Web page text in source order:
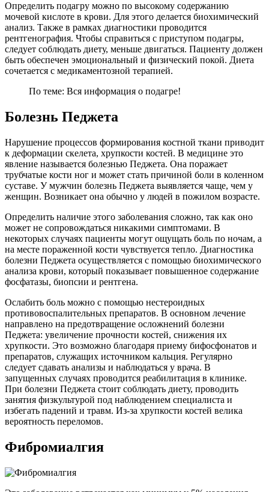
Определить подагру можно по высокому содержанию
мочевой кислоте в крови. Для этого делается биохимический
анализ. Также в рамках диагностики проводится
рентгенография. Чтобы справиться с приступом подагры,
следует соблюдать диету, меньше двигаться. Пациенту должен
быть обеспечен эмоциональный и физический покой. Диета
сочетается с медикаментозной терапией.
По теме: Вся информация о подагре!
Болезнь Педжета
Нарушение процессов формирования костной ткани приводит
к деформации скелета, хрупкости костей. В медицине это
явление называется болезнью Педжета. Она поражает
трубчатые кости ног и может стать причиной боли в коленном
суставе. У мужчин болезнь Педжета выявляется чаще, чем у
женщин. Возникает она обычно у людей в пожилом возрасте.
Определить наличие этого заболевания сложно, так как оно
может не сопровождаться никакими симптомами. В
некоторых случаях пациенты могут ощущать боль по ночам, а
на месте пораженной кости чувствуется тепло. Диагностика
болезни Педжета осуществляется с помощью биохимического
анализа крови, который показывает повышенное содержание
фосфатазы, биопсии и рентгена.
Ослабить боль можно с помощью нестероидных
противовоспалительных препаратов. В основном лечение
направлено на предотвращение осложнений болезни
Педжета: увеличение прочности костей, снижения их
хрупкости. Это возможно благодаря приему бифосфонатов и
препаратов, служащих источником кальция. Регулярно
следует сдавать анализы и наблюдаться у врача. В
запущенных случаях проводится реабилитация в клинике.
При болезни Педжета стоит соблюдать диету, проводить
занятия физкультурой под наблюдением специалиста и
избегать падений и травм. Из-за хрупкости костей велика
вероятность переломов.
Фибромиалгия